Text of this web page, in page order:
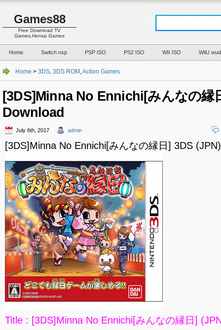
Games88
Free Download TV
Games,Hentai Games
Home Switch nsp PSP ISO PS2 ISO WII ISO WiiU wud
Home > 3DS, 3DS ROM ,Action Games
[3DS]Minna No Ennichi[みんなの縁
Download
July 6th, 2017 admin
[3DS]Minna No Ennichi[みんなの縁日] 3DS
Title : [3DS]Minna No Ennichi[みんなの縁日]